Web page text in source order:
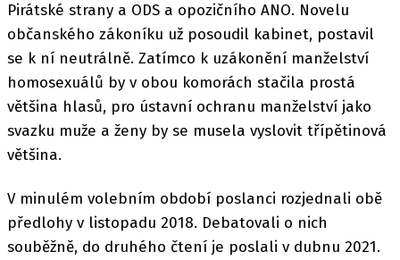
Pirátské strany a ODS a opozičního ANO. Novelu
občanského zákoníku už posoudil kabinet, postavil
se k ní neutrálně. Zatímco k uzákonění manželství
homosexuálů by v obou komorách stačila prostá
většina hlasů, pro ústavní ochranu manželství jako
svazku muže a ženy by se musela vyslovit třípětinová
většina.
V minulém volebním období poslanci rozjednali obě
předlohy v listopadu 2018. Debatovali o nich
souběžně, do druhého čtení je poslali v dubnu 2021.